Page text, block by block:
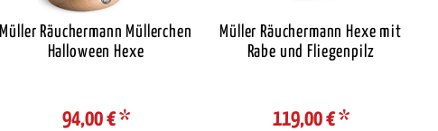
Müller Räuchermann Müllerchen
Halloween Hexe
94,00 €*
Müller Räuchermann Hexe mit
Rabe und Fliegenpilz
119,00 €*